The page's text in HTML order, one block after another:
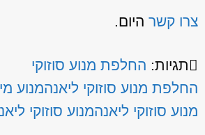
צרו קשר היום.
תגיות: החלפת מנוע סוזוקי
החלפת מנוע סוזוקי ליאנהמנוע
מנוע סוזוקי ליאנהמנוע סוזוקי